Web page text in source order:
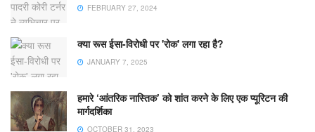
FEBRUARY 27, 2024
क्या रूस ईसा-विरोधी पर 'रोक' लगा रहा है?
JANUARY 7, 2025
हमारे ‘आंतरिक नास्तिक’ को शांत करने के लिए एक प्यूरिटन की
मार्गदर्शिका
OCTOBER 31, 2023